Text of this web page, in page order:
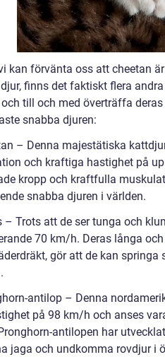
kan förvänta oss att cheetan
finns det faktiskt flera
till och med överträffa
snabba djuren:
– Denna majestätiska
och kraftiga hastighet på
kropp och kraftfulla
snabba djuren i världen.
– Trots att de ser tunga och
70 km/h. Deras långa
gör att de kan springa
antilop – Denna
på 98 km/h och anses
antilopen har
jaga och undkomma rovdjur i